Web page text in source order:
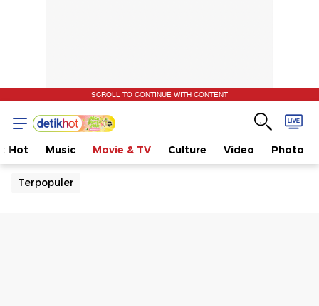
SCROLL TO CONTINUE WITH CONTENT
Hot Music Movie & TV Culture Video Photo
Terpopuler